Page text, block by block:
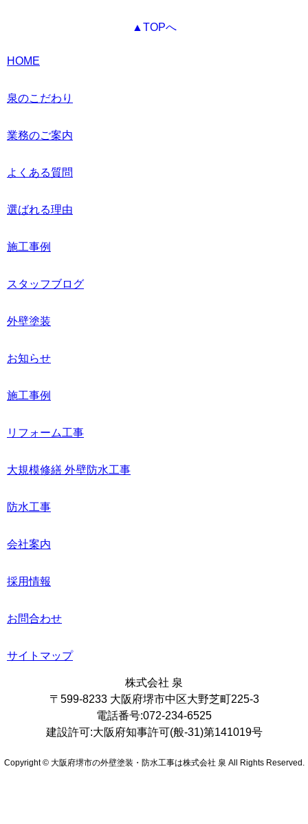
▲TOPへ
HOME
泉のこだわり
業務のご案内
よくある質問
選ばれる理由
施工事例
スタッフブログ
外壁塗装
お知らせ
施工事例
リフォーム工事
大規模修繕 外壁防水工事
防水工事
会社案内
採用情報
お問合わせ
サイトマップ
株式会社 泉
〒599-8233 大阪府堺市中区大野芝町225-3
電話番号:072-234-6525
建設許可:大阪府知事許可(般-31)第141019号
Copyright © 大阪府堺市の外壁塗装・防水工事は株式会社 泉 All Rights Reserved.